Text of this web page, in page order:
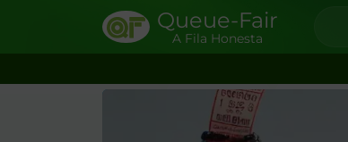
Queue-Fair
A Fila Honesta